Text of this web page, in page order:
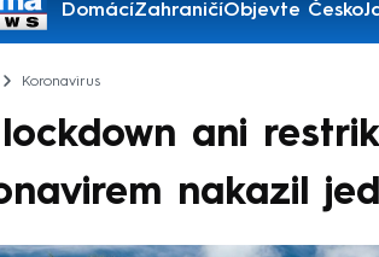
DomácíZahraničíObjevte Česko
Pořady
Koronavirus
ani
nakazil